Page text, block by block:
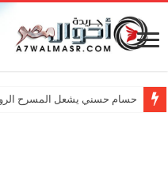
حسام حسني يشعل المسرح